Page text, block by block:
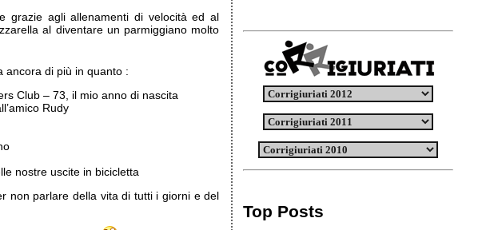
grazie agli allenamenti di velocità ed al
al diventare un parmiggiano molto
ancora di più in quanto :
Club – 73, il mio anno di nascita
Rudy
nostre uscite in bicicletta
non parlare della vita di tutti i giorni e del
Top Posts